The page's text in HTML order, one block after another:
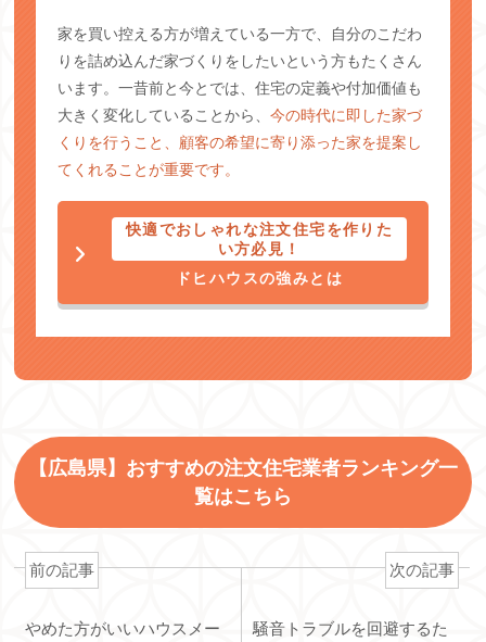
家を買い控える方が増えている一方で、自分のこだわ
りを詰め込んだ家づくりをしたいという方もたくさん
います。一昔前と今とでは、住宅の定義や付加価値も
大きく変化していることから、今の時代に即した家づ
くりを行うこと、顧客の希望に寄り添った家を提案し
てくれることが重要です。
快適でおしゃれな注文住宅を作りた
い方必見！
ドヒハウスの強みとは
【広島県】おすすめの注文住宅業者ランキング一
覧はこちら
前の記事
やめた方がいいハウスメー
次の記事
騒音トラブルを回避するた